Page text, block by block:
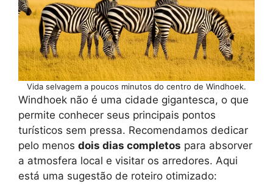
Vida selvagem a poucos minutos do centro de Windhoek.
Windhoek não é uma cidade gigantesca, o que
permite conhecer seus principais pontos
turísticos sem pressa. Recomendamos dedicar
pelo menos dois dias completos para absorver
a atmosfera local e visitar os arredores. Aqui
está uma sugestão de roteiro otimizado: